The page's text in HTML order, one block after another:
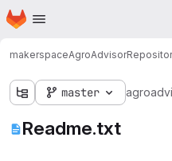
Skip to main content
Homepage
makerspaceAgroAdvisor
master
Readme.txt